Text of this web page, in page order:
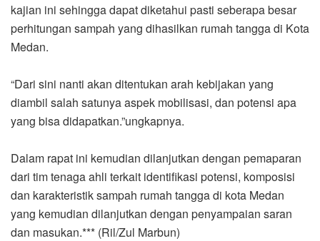
kajian ini sehingga dapat diketahui pasti seberapa besar
perhitungan sampah yang dihasilkan rumah tangga di Kota
Medan.
“Dari sini nanti akan ditentukan arah kebijakan yang
diambil salah satunya aspek mobilisasi, dan potensi apa
yang bisa didapatkan.”ungkapnya.
Dalam rapat ini kemudian dilanjutkan dengan pemaparan
dari tim tenaga ahli terkait identifikasi potensi, komposisi
dan karakteristik sampah rumah tangga di kota Medan
yang kemudian dilanjutkan dengan penyampaian saran
dan masukan.*** (Ril/Zul Marbun)